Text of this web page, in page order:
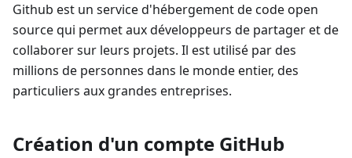
Github est un service d'hébergement de code open
source qui permet aux développeurs de partager et de
collaborer sur leurs projets. Il est utilisé par des
millions de personnes dans le monde entier, des
particuliers aux grandes entreprises.
Création d'un compte GitHub